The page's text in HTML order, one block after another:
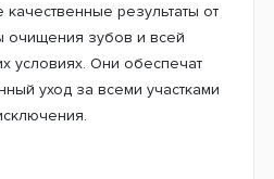
результаты от
очищения зубов и всей
условиях. Они обеспечат
уход за всеми участками